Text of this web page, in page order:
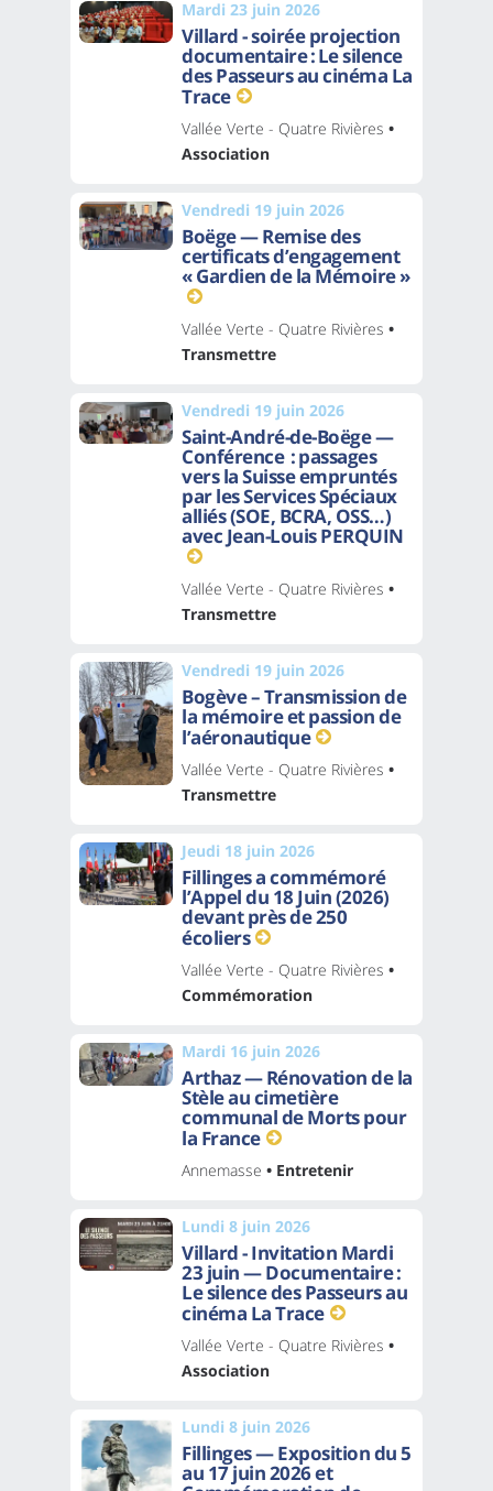
Mardi 23 juin 2026
Villard - soirée projection
documentaire : Le silence
des Passeurs au cinéma La
Trace
Vallée Verte - Quatre Rivières •
Association
Vendredi 19 juin 2026
Boëge — Remise des
certificats d’engagement
« Gardien de la Mémoire »
Vallée Verte - Quatre Rivières •
Transmettre
Vendredi 19 juin 2026
Saint-André-de-Boëge —
Conférence : passages
vers la Suisse empruntés
par les Services Spéciaux
alliés (SOE, BCRA, OSS…)
avec Jean-Louis PERQUIN
Vallée Verte - Quatre Rivières •
Transmettre
Vendredi 19 juin 2026
Bogève – Transmission de
la mémoire et passion de
l’aéronautique
Vallée Verte - Quatre Rivières •
Transmettre
Jeudi 18 juin 2026
Fillinges a commémoré
l’Appel du 18 Juin (2026)
devant près de 250
écoliers
Vallée Verte - Quatre Rivières •
Commémoration
Mardi 16 juin 2026
Arthaz — Rénovation de la
Stèle au cimetière
communal de Morts pour
la France
Annemasse • Entretenir
Lundi 8 juin 2026
Villard - Invitation Mardi
23 juin — Documentaire :
Le silence des Passeurs au
cinéma La Trace
Vallée Verte - Quatre Rivières •
Association
Lundi 8 juin 2026
Fillinges — Exposition du 5
au 17 juin 2026 et